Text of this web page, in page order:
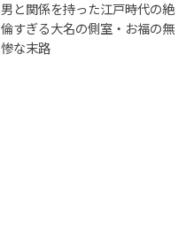
男と関係を持った江戸時代の絶
倫すぎる大名の側室・お福の無
惨な末路